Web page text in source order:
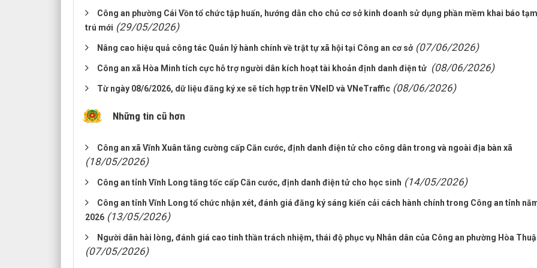
Công an phường Cái Vồn tổ chức tập huấn, hướng dẫn cho chủ cơ sở kinh doanh sử dụng phần mềm khai báo tạm
trú mới (29/05/2026)
Nâng cao hiệu quả công tác Quản lý hành chính về trật tự xã hội tại Công an cơ sở (07/06/2026)
Công an xã Hòa Minh tích cực hỗ trợ người dân kích hoạt tài khoản định danh điện tử (08/06/2026)
Từ ngày 08/6/2026, dữ liệu đăng ký xe sẽ tích hợp trên VNeID và VNeTraffic (08/06/2026)
Những tin cũ hơn
Công an xã Vĩnh Xuân tăng cường cấp Căn cước, định danh điện tử cho công dân trong và ngoài địa bàn xã
(18/05/2026)
Công an tỉnh Vĩnh Long tăng tốc cấp Căn cước, định danh điện tử cho học sinh (14/05/2026)
Công an tỉnh Vĩnh Long tổ chức nhận xét, đánh giá đăng ký sáng kiến cải cách hành chính trong Công an tỉnh
2026 (13/05/2026)
Người dân hài lòng, đánh giá cao tinh thần trách nhiệm, thái độ phục vụ Nhân dân của Công an phường Hòa
(07/05/2026)